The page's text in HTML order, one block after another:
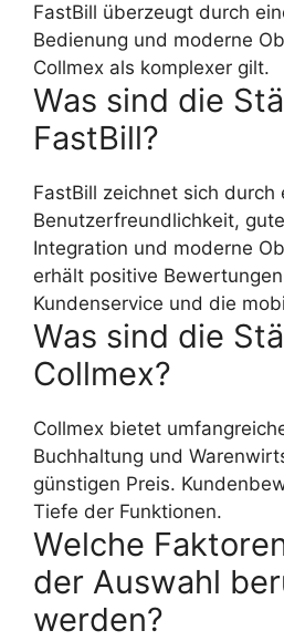
FastBill überzeugt durch
Bedienung und moderne
Collmex als komplexer gilt.
Was sind die
FastBill?
FastBill zeichnet sich durch
Benutzerfreundlichkeit,
Integration und moderne
erhält positive
Kundenservice und die
Was sind die
Collmex?
Collmex bietet
Buchhaltung und
günstigen Preis.
Tiefe der Funktionen.
Welche
der Auswahl
werden?